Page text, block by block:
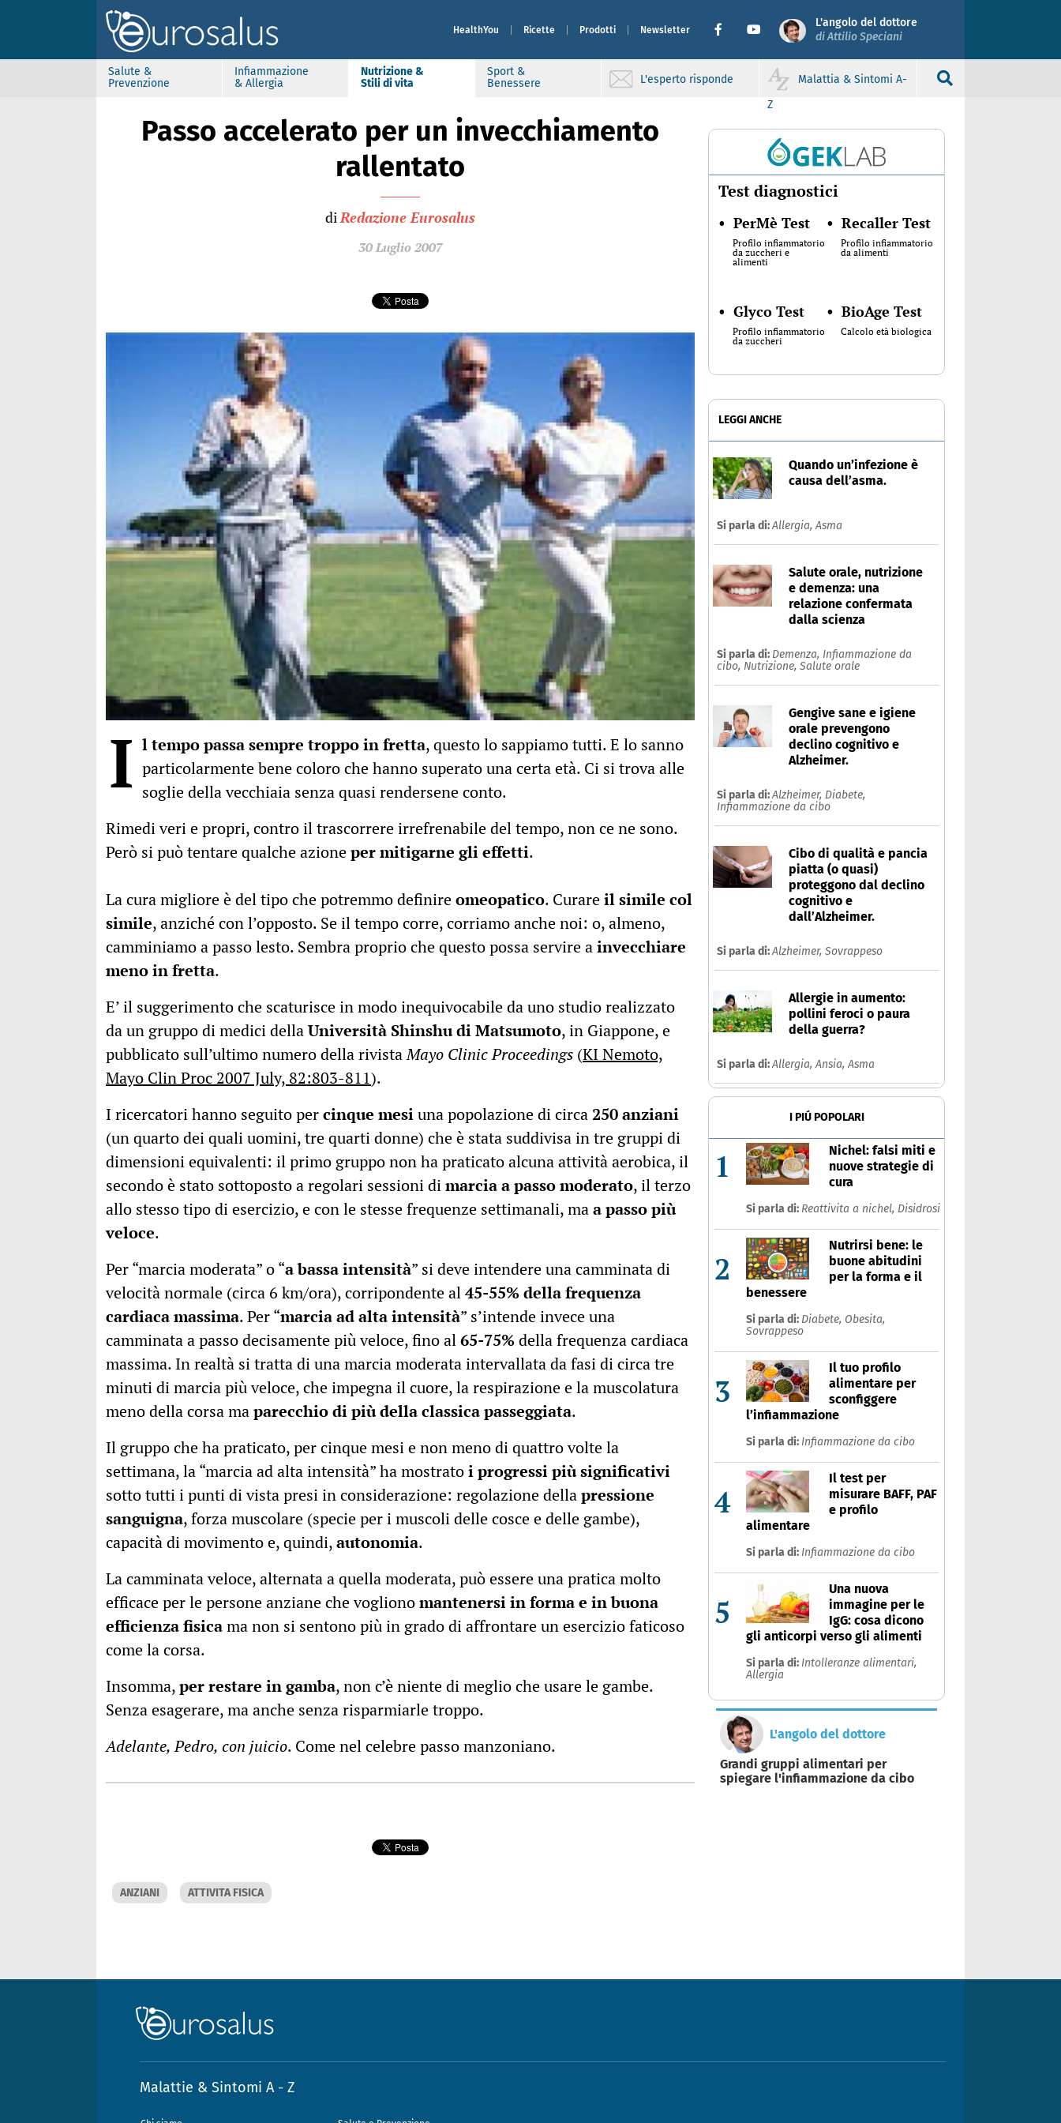
HealthYou Ricette Prodotti Newsletter
L'angolo del dottore
di Attilio Speciani
Salute &
Prevenzione
Infiammazione
& Allergia
Nutrizione &
Stili di vita
Sport &
Benessere
L'esperto risponde
Malattia & Sintomi A-
Z
Passo accelerato per un invecchiamento
rallentato
diRedazione Eurosalus
30 Luglio 2007
I l tempo passa sempre troppo in fretta, questo lo sappiamo tutti. E lo sanno
particolarmente bene coloro che hanno superato una certa età. Ci si trova alle
soglie della vecchiaia senza quasi rendersene conto.
Rimedi veri e propri, contro il trascorrere irrefrenabile del tempo, non ce ne sono.
Però si può tentare qualche azioneper mitigarne gli effetti.
La cura migliore è del tipo che potremmo definireomeopatico. Curareil simile col
simile, anziché con l’opposto. Se il tempo corre, corriamo anche noi: o, almeno,
camminiamo a passo lesto. Sembra proprio che questo possa servire ainvecchiare
meno in fretta.
E’ il suggerimento che scaturisce in modo inequivocabile da uno studio realizzato
da un gruppo di medici dellaUniversità Shinshu di Matsumoto, in Giappone, e
pubblicato sull’ultimo numero della rivistaMayo Clinic Proceedings (KI Nemoto,
Mayo Clin Proc 2007 July, 82:803-811).
I ricercatori hanno seguito percinque mesiuna popolazione di circa250 anziani
(un quarto dei quali uomini, tre quarti donne) che è stata suddivisa in tre gruppi di
dimensioni equivalenti: il primo gruppo non ha praticato alcuna attività aerobica, il
secondo è stato sottoposto a regolari sessioni dimarcia a passo moderato, il terzo
allo stesso tipo di esercizio, e con le stesse frequenze settimanali, maa passo più
veloce.
Per “marcia moderata” o “a bassa intensità” si deve intendere una camminata di
velocità normale (circa 6 km/ora), corripondente al45-55% della frequenza
cardiaca massima. Per “marcia ad alta intensità” s’intende invece una
camminata a passo decisamente più veloce, fino al65-75%della frequenza cardiaca
massima. In realtà si tratta di una marcia moderata intervallata da fasi di circa tre
minuti di marcia più veloce, che impegna il cuore, la respirazione e la muscolatura
meno della corsa maparecchio di più della classica passeggiata.
Il gruppo che ha praticato, per cinque mesi e non meno di quattro volte la
settimana, la “marcia ad alta intensità” ha mostratoi progressi più significativi
sotto tutti i punti di vista presi in considerazione: regolazione dellapressione
sanguigna, forza muscolare (specie per i muscoli delle cosce e delle gambe),
capacità di movimento e, quindi,autonomia.
La camminata veloce, alternata a quella moderata, può essere una pratica molto
efficace per le persone anziane che voglionomantenersi in forma e in buona
efficienza fisicama non si sentono più in grado di affrontare un esercizio faticoso
come la corsa.
Insomma,per restare in gamba, non c’è niente di meglio che usare le gambe.
Senza esagerare, ma anche senza risparmiarle troppo.
Adelante, Pedro, con juicio. Come nel celebre passo manzoniano.
ANZIANI ATTIVITA FISICA
Test diagnostici
• PerMè Test
Profilo infiammatorio
da zuccheri e
alimenti
• Recaller Test
Profilo infiammatorio
da alimenti
• Glyco Test
Profilo infiammatorio
da zuccheri
• BioAge Test
Calcolo età biologica
LEGGI ANCHE
Quando un’infezione è
causa dell’asma.
Si parla di:Allergia,Asma
Salute orale, nutrizione
e demenza: una
relazione confermata
dalla scienza
Si parla di: Demenza, Infiammazione da
cibo, Nutrizione, Salute orale
Gengive sane e igiene
orale prevengono
declino cognitivo e
Alzheimer.
Si parla di:Alzheimer, Diabete,
Infiammazione da cibo
Cibo di qualità e pancia
piatta (o quasi)
proteggono dal declino
cognitivo e
dall’Alzheimer.
Si parla di:Alzheimer, Sovrappeso
Allergie in aumento:
pollini feroci o paura
della guerra?
Si parla di:Allergia,Ansia,Asma
I PIÚ POPOLARI
1
Nichel: falsi miti e
nuove strategie di
cura
Si parla di: Reattivita a nichel, Disidrosi
2
Nutrirsi bene: le
buone abitudini
per la forma e il
benessere
Si parla di: Diabete, Obesita,
Sovrappeso
3
Il tuo profilo
alimentare per
sconfiggere
l’infiammazione
Si parla di: Infiammazione da cibo
4
Il test per
misurare BAFF, PAF
e profilo
alimentare
Si parla di: Infiammazione da cibo
5
Una nuova
immagine per le
IgG: cosa dicono
gli anticorpi verso gli alimenti
Si parla di: Intolleranze alimentari,
Allergia
L'angolo del dottore
Grandi gruppi alimentari per
spiegare l'infiammazione da cibo
Malattie & Sintomi A - Z